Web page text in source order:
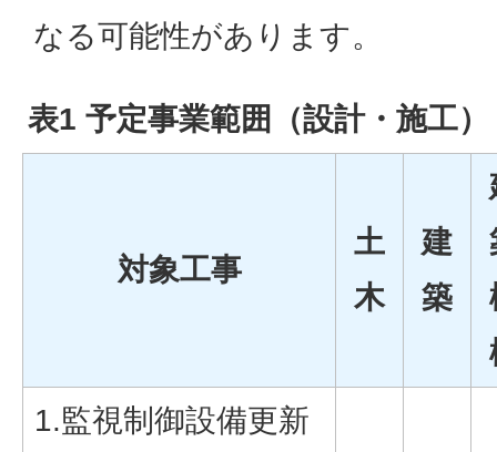
なる可能性があります。
表1 予定事業範囲（設計・施工）
対象工事
土
木
建
築
1.監視制御設備更新